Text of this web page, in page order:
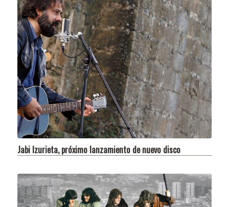
Jabi Izurieta, próximo lanzamiento de nuevo disco